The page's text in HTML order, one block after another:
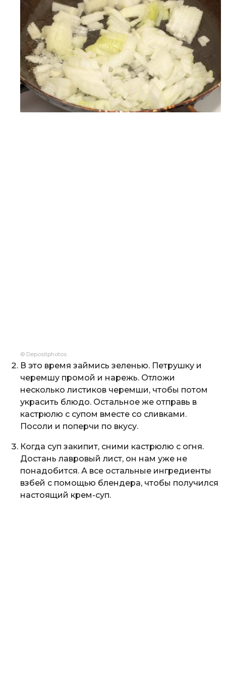
© Depositphotos
В это время займись зеленью. Петрушку и
черемшу промой и нарежь. Отложи
несколько листиков черемши, чтобы потом
украсить блюдо. Остальное же отправь в
кастрюлю с супом вместе со сливками.
Посоли и поперчи по вкусу.
Когда суп закипит, сними кастрюлю с огня.
Достань лавровый лист, он нам уже не
понадобится. А все остальные ингредиенты
взбей с помощью блендера, чтобы получился
настоящий крем-суп.